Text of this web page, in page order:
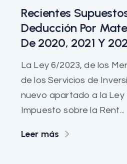
Recientes
Deducción Por
De 2020, 2021 Y
La Ley 6/2023, de los
de los Servicios de
nuevo apartado a la Ley
Impuesto sobre la Rent...
Leer más